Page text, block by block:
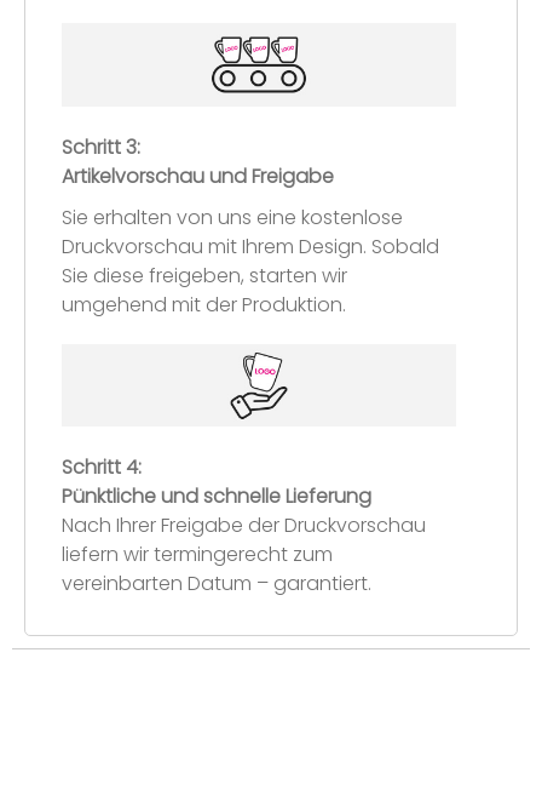
Schritt 3:
Artikelvorschau und Freigabe
Sie erhalten von uns eine kostenlose
Druckvorschau mit Ihrem Design. Sobald
Sie diese freigeben, starten wir
umgehend mit der Produktion.
Schritt 4:
Pünktliche und schnelle Lieferung
Nach Ihrer Freigabe der Druckvorschau
liefern wir termingerecht zum
vereinbarten Datum – garantiert.